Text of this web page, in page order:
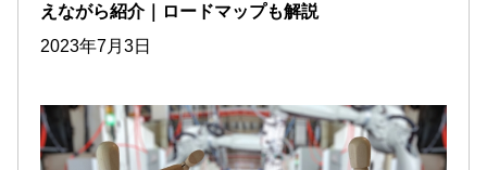
えながら紹介｜ロードマップも解説
2023年7月3日